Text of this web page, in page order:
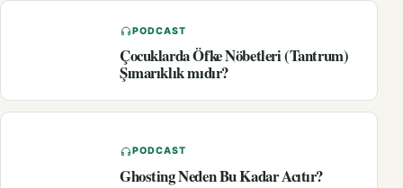
PODCAST
Çocuklarda Öfke Nöbetleri (Tantrum)
Şımarıklık mıdır?
PODCAST
Ghosting Neden Bu Kadar Acıtır?